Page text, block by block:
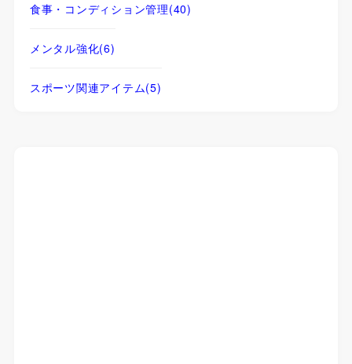
食事・コンディション管理(40)
メンタル強化(6)
スポーツ関連アイテム(5)